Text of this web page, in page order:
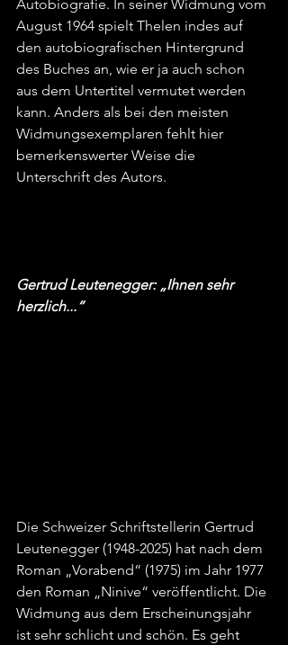
Autobiografie. In seiner Widmung vom
August 1964 spielt Thelen indes auf
den autobiografischen Hintergrund
des Buches an, wie er ja auch schon
aus dem Untertitel vermutet werden
kann. Anders als bei den meisten
Widmungsexemplaren fehlt hier
bemerkenswerter Weise die
Unterschrift des Autors.
Gertrud Leutenegger: „Ihnen sehr
herzlich...“
Die Schweizer Schriftstellerin Gertrud
Leutenegger (1948-2025) hat nach dem
Roman „Vorabend“ (1975) im Jahr 1977
den Roman „Ninive“ veröffentlicht. Die
Widmung aus dem Erscheinungsjahr
ist sehr schlicht und schön. Es geht